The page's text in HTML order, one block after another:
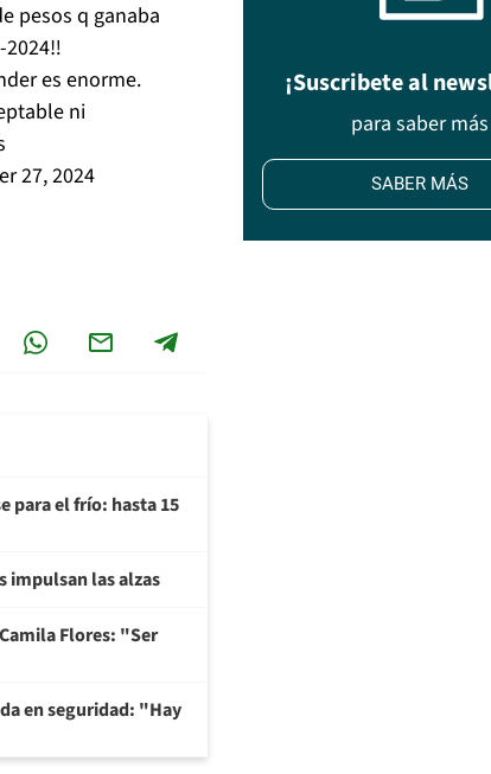
pesos q ganaba
es enorme.
ni
27, 2024
para el frío: hasta 15
impulsan las alzas
Flores: "Ser
en seguridad: "Hay
¡Suscribete al
para saber más
SABER MÁS